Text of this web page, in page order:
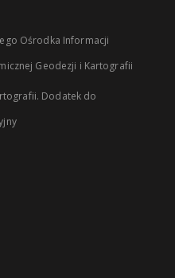
Ośrodka Informacji
Geodezji i Kartografii
Dodatek do